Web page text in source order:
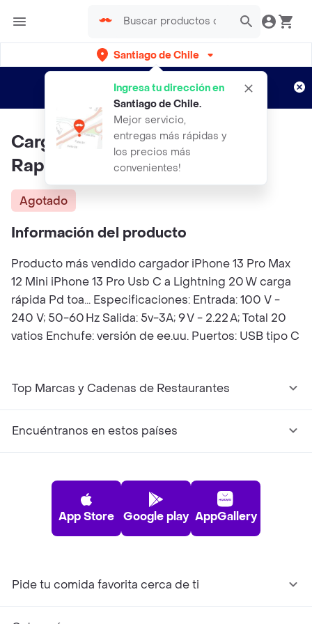
Santiago de Chile
Ingresa tu dirección en
Santiago de Chile.
Mejor servicio,
entregas más rápidas y
los precios más
convenientes!
envíos gratis por semanas
Aplican TyC
Cargador Iphone Tipo C Carga
Rapida De 20w Certificado
Agotado
Información del producto
Producto más vendido cargador iPhone 13 Pro Max
12 Mini iPhone 13 Pro Usb C a Lightning 20 W carga
rápida Pd toa... Especificaciones: Entrada: 100 V -
240 V; 50-60 Hz Salida: 5v-3A; 9 V - 2.22 A; Total 20
vatios Enchufe: versión de ee.uu. Puertos: USB tipo C
Top Marcas y Cadenas de Restaurantes
Encuéntranos en estos países
App Store Google play AppGallery
Pide tu comida favorita cerca de ti